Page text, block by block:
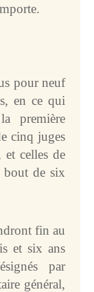
pour neuf
en ce qui
première
cinq juges
celles de
bout de six
fin au
et six ans
par
général,